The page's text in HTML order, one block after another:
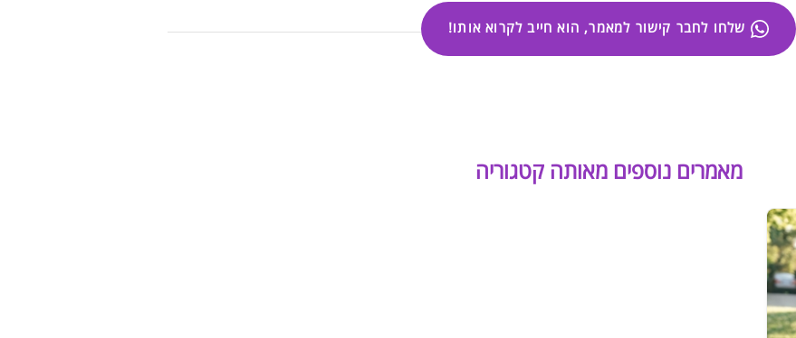
שלחו לחבר קישור למאמר, הוא חייב לקרוא אותו!
מאמרים נוספים מאותה קטגוריה